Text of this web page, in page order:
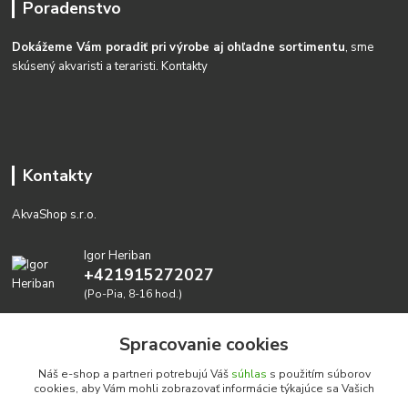
Poradenstvo
Dokážeme Vám poradiť pri výrobe aj ohľadne sortimentu, sme
skúsený akvaristi a teraristi.Kontakty
Kontakty
AkvaShop s.r.o.
Igor Heriban
+421915272027
(Po-Pia, 8-16 hod.)
Spracovanie cookies
Náš e-shop a partneri potrebujú Váš súhlas s použitím súborov
cookies, aby Vám mohli zobrazovať informácie týkajúce sa Vašich